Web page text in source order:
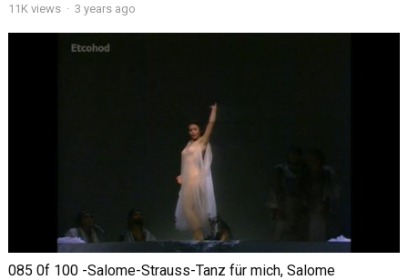
11K views · 3 years ago
085 0f 100 -Salome-Strauss-Tanz für mich, Salome